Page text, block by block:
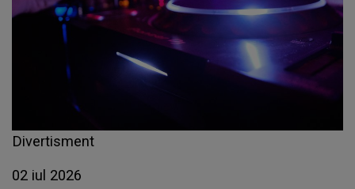
Divertisment
02 iul 2026